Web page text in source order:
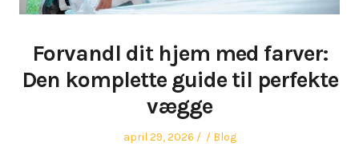
Forvandl dit hjem med farver:
Den komplette guide til perfekte
vægge
Posted
april 29, 2026 Author
Posted
Blog